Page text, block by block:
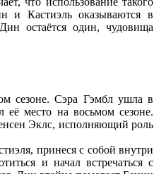
и Кастиэль оказываются в
остаётся один, чудовища
сезоне. Сэра Гэмбл ушла в
её место на восьмом сезоне.
Эклс, исполняющий роль
принеся с собой внутри
и начал встречаться с